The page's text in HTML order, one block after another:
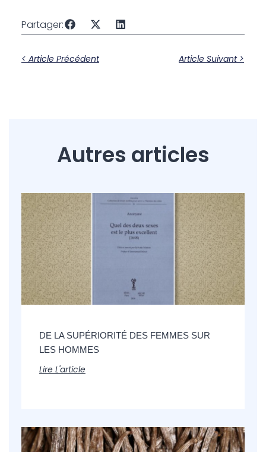
Partager:
< Article Précédent Article Suivant >
Autres articles
DE LA SUPÉRIORITÉ DES FEMMES SUR
LES HOMMES
Lire L'article